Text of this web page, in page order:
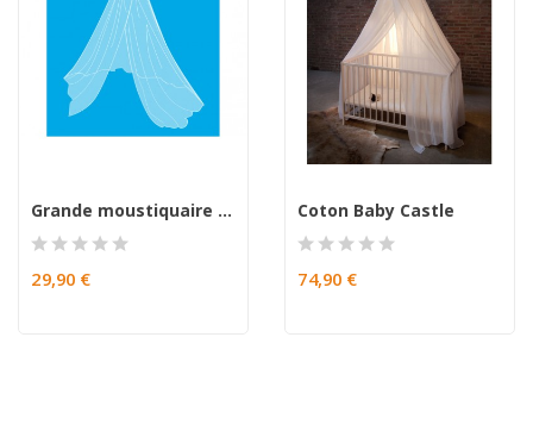
Grande moustiquaire de voyage TOTEM non imprégnée
29,90 €
Coton Baby Castle
74,90 €